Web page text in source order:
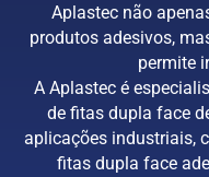
Aplastec não
produtos adesivos,
permite
A Aplastec é
de fitas dupla face
aplicações industriais,
fitas dupla face